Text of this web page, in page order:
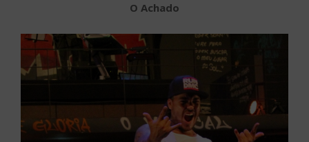
O Achado